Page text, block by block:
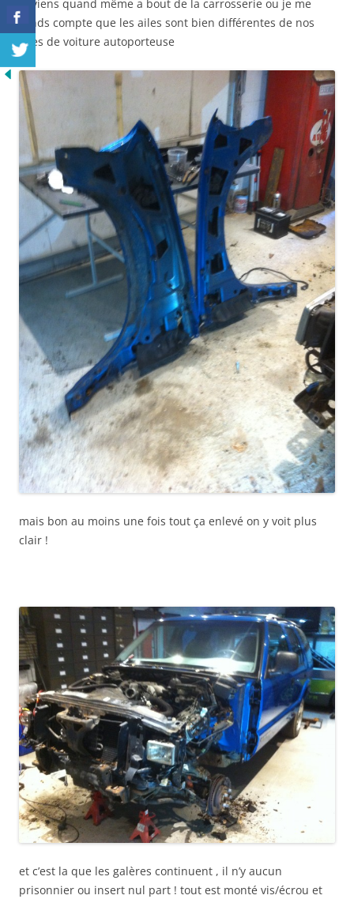
je viens quand même a bout de la carrosserie ou je me
rends compte que les ailes sont bien différentes de nos
ailes de voiture autoporteuse
mais bon au moins une fois tout ça enlevé on y voit plus
clair !
et c’est la que les galères continuent , il n’y aucun
prisonnier ou insert nul part ! tout est monté vis/écrou et